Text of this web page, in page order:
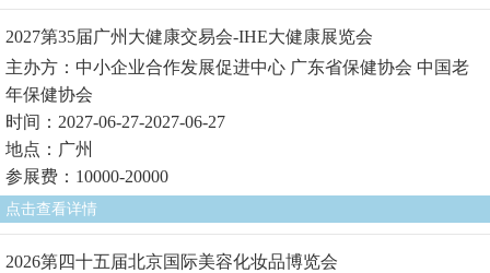
2027第35届广州大健康交易会-IHE大健康展览会
主办方：中小企业合作发展促进中心 广东省保健协会 中国老
年保健协会
时间：2027-06-27-2027-06-27
地点：广州
参展费：10000-20000
点击查看详情
2026第四十五届北京国际美容化妆品博览会